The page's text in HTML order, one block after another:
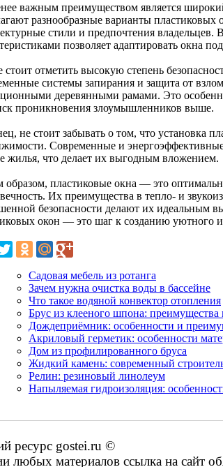
важным преимуществом является
разнообразные варианты
стили и предпочтения
позволяет адаптировать окна
стоит отметить высокую степень
системы запирания и защита от
деревянными рамами. Это
проникновения злоумышленников выше.
не стоит забывать о том, что установка
Современные и
жилья, что делает их выгодным вложением.
образом, пластиковые окна — это
Их преимущества в тепло- и
безопасности делают их идеальным
окон — это шаг к созданию уютного
Садовая мебель из ротанга
Зачем нужна очистка воды в бассейне
Что такое водяной конвектор отопления
Брус из клееного шпона: преимущества
Дождеприёмник: особенности и
Акриловый герметик: особенности
Дом из профилированного бруса
Жидкий камень: современный
Релин: резиновый линолеум
Напыляемая гидроизоляция:
ресурс gostei.ru ©
любых материалов ссылка на сайт